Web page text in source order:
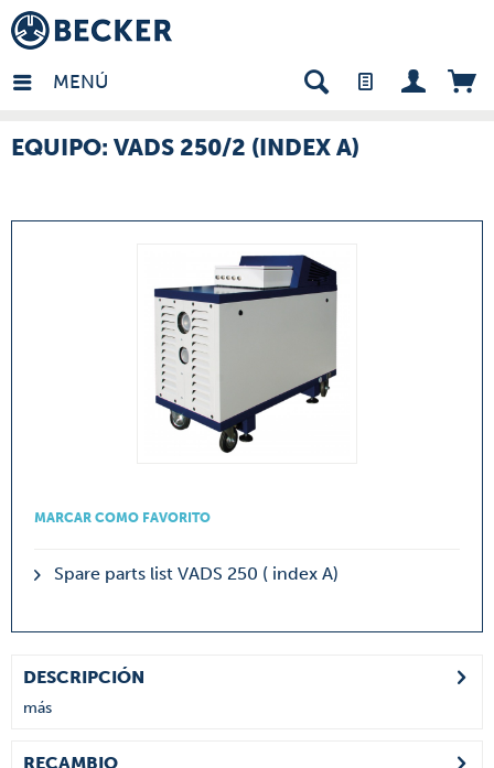
MENÚ
- ES
EQUIPO: VADS 250/2 (INDEX A)
MARCAR COMO FAVORITO
Spare parts list VADS 250 ( index A)
DESCRIPCIÓN
más
RECAMBIO